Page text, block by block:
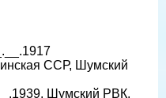
ССР, Шумский
Шумский РВК,